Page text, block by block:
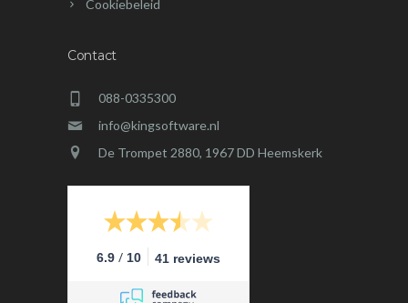
Cookiebeleid
Contact
088-0335300
info@kingsoftware.nl
De Trompet 2880, 1967 DD Heemskerk
6.9 / 10 41 reviews